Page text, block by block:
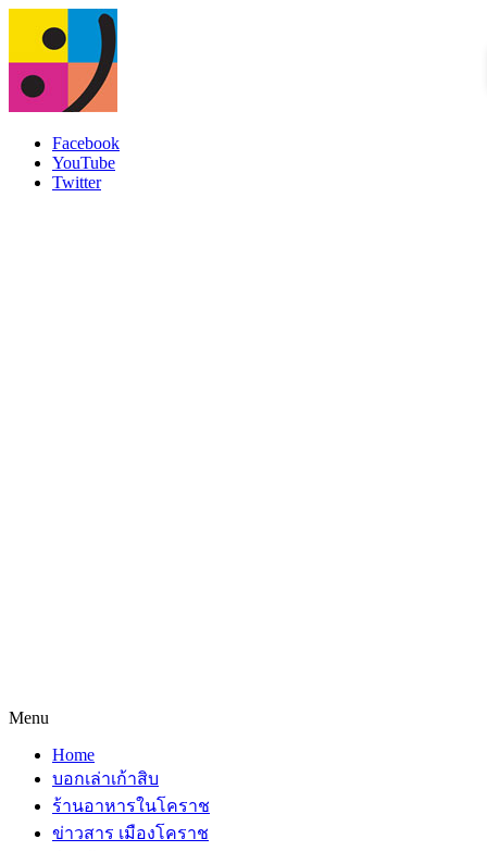
Facebook
YouTube
Twitter
Menu
Home
บอกเล่าเก้าสิบ
ร้านอาหารในโคราช
ข่าวสาร เมืองโคราช